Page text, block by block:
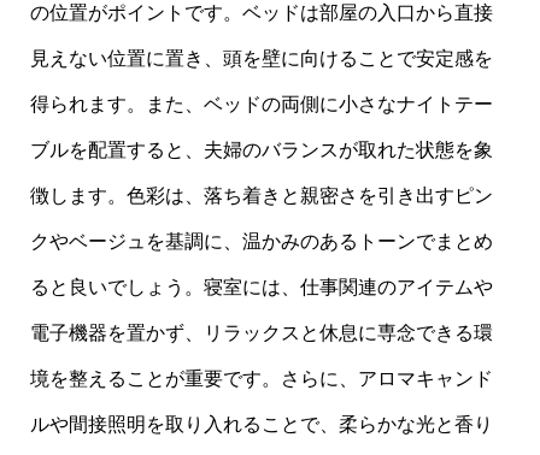
の位置がポイントです。ベッドは部屋の入口から直接
見えない位置に置き、頭を壁に向けることで安定感を
得られます。また、ベッドの両側に小さなナイトテー
ブルを配置すると、夫婦のバランスが取れた状態を象
徴します。色彩は、落ち着きと親密さを引き出すピン
クやベージュを基調に、温かみのあるトーンでまとめ
ると良いでしょう。寝室には、仕事関連のアイテムや
電子機器を置かず、リラックスと休息に専念できる環
境を整えることが重要です。さらに、アロマキャンド
ルや間接照明を取り入れることで、柔らかな光と香り